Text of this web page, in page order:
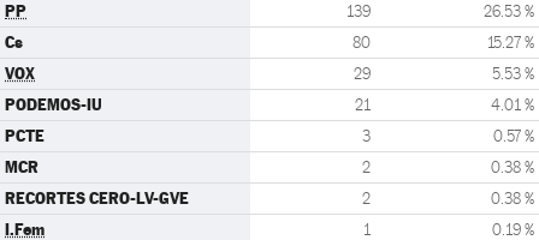
PP 139 26.53 %
Cs 80 15.27 %
VOX 29 5.53 %
PODEMOS-IU 21 4.01 %
PCTE 3 0.57 %
MCR 2 0.38 %
RECORTES CERO-LV-GVE 2 0.38 %
I.Fem 1 0.19 %